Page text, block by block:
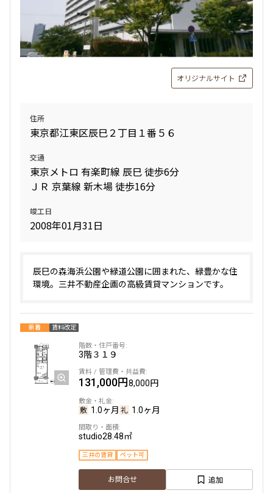
160,000円12,000円
1.0ヶ月 1.0ヶ月
9階９０１
161,000円
1.0ヶ月
三井の賃貸 ペット可
賃料改定
9階９１３
163,000円12,000円
1.0ヶ月 1.0ヶ月
1LDK+SIC34.41㎡
三井の賃貸 ペット可
お問合せ 追加
オリジナルサイト
住所
東京都江東区辰巳２丁目１番５６
交通
東京メトロ 有楽町線 辰巳 徒歩6分
ＪＲ 京葉線 新木場 徒歩16分
竣工日
2008年01月31日
辰巳の森海浜公園や緑道公園に囲まれた、緑豊かな住
環境。三井不動産企画の高級賃貸マンションです。
新着 賃料改定
3階３１９
131,000円8,000円
1.0ヶ月 1.0ヶ月
studio28.48㎡
三井の賃貸 ペット可
お問合せ 追加